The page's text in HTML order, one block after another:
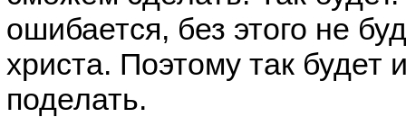
ошибается, без этого не
христа. Поэтому так
поделать.